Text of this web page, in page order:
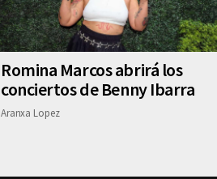
Romina Marcos abrirá los
conciertos de Benny Ibarra
Aranxa Lopez